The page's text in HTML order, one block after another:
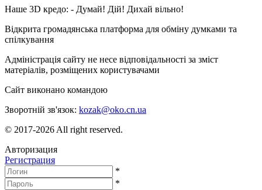
Наше 3D кредо: - Думай! Дій! Дихай вільно!
Відкрита громадянська платформа для обміну думками та
спілкування
Адміністрація сайту не несе відповідальності за зміст
матеріалів, розміщених користувачами
Сайт виконано командою
Зворотній зв'язок: kozak@oko.cn.ua
© 2017-2026 All right reserved.
Авторизация
Регистрация
*
*